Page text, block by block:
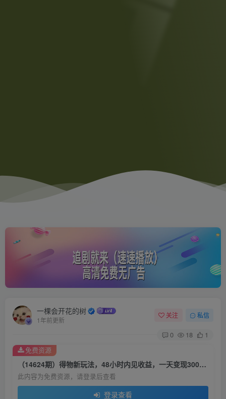
一棵会开花的树
1年前更新
关注 私信
0 18 1
（14624期）得物新玩法，48小时内见收益，一天变现300＋，可矩阵
此内容为免费资源，请登录后查看
登录查看
免费资源